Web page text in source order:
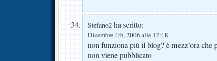
Stefano2 ha scritto:
Dicembre 4th, 2006 alle 12:18
non funziona più il blog? è mezz’ora che
non viene pubblicato